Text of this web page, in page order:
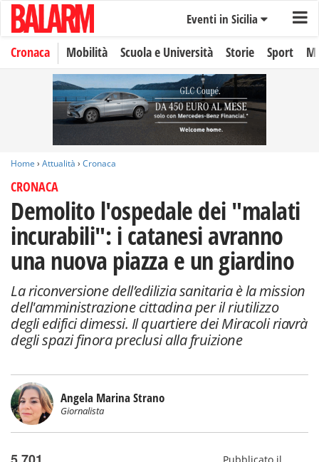
Eventi in Sicilia
Cronaca Mobilità Scuola e Università Storie Sport
Home › Attualità › Cronaca
CRONACA
Demolito l'ospedale dei "malati
incurabili": i catanesi avranno
una nuova piazza e un giardino
La riconversione dell’edilizia sanitaria è la mission
dell'amministrazione cittadina per il riutilizzo
degli edifici dimessi. Il quartiere dei Miracoli riavrà
degli spazi finora preclusi alla fruizione
Angela Marina Strano
Giornalista